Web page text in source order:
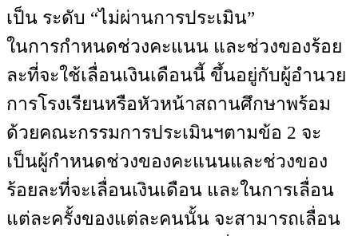
เป็น ระดับ “ไม่ผ่านการประเมิน”
ในการกำหนดช่วงคะแนน และช่วงของร้อย
ละที่จะใช้เลื่อนเงินเดือนนี้ ขึ้นอยู่กับผู้อำนวย
การโรงเรียนหรือหัวหน้าสถานศึกษาพร้อม
ด้วยคณะกรรมการประเมินฯตามข้อ 2 จะ
เป็นผู้กำหนดช่วงของคะแนนและช่วงของ
ร้อยละที่จะเลื่อนเงินเดือน และในการเลื่อน
แต่ละครั้งของแต่ละคนนั้น จะสามารถเลื่อน